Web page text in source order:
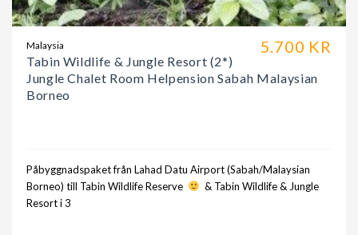
5.700 KR
Malaysia
Tabin Wildlife & Jungle Resort (2*)
Jungle Chalet Room Helpension Sabah Malaysian
Borneo
Påbyggnadspaket från Lahad Datu Airport (Sabah/Malaysian
Borneo) till Tabin Wildlife Reserve
& Tabin Wildlife & Jungle
Resort i 3